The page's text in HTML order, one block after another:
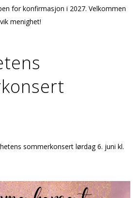
for konfirmasjon i 2027. Velkommen
menighet!
sommerkonsert lørdag 6. juni kl.